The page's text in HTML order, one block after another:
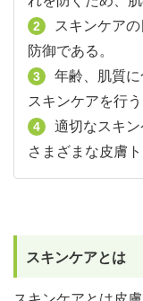
2 スキンケアの
防御である。
3
年齢、肌質
スキンケアを行う
4
適切なスキン
さまざまな皮膚
スキンケアとは